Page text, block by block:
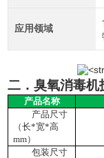
应用领域
二．臭氧消毒机
产品名称
产品尺寸
（长*宽*高
mm）
包装尺寸